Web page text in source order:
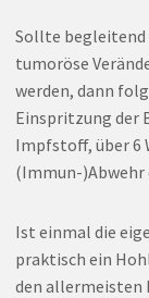
Sollte begleitend
tumoröse
werden, dann
Einspritzung der
Impfstoff, über 6
(Immun-)Abwehr
Ist einmal die
praktisch ein
den allermeisten